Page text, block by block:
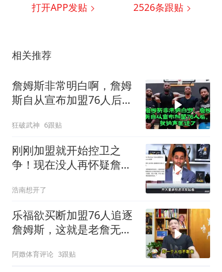
打开APP发贴 2526条跟贴
相关推荐
詹姆斯非常明白啊，詹姆
斯自从宣布加盟76人后，
狂破武神 6跟贴
刚刚加盟就开始控卫之
争！现在没人再怀疑詹姆
浩南想开了
乐福欲买断加盟76人追逐
詹姆斯，这就是老詹无与
阿嬍体育评论 3跟贴